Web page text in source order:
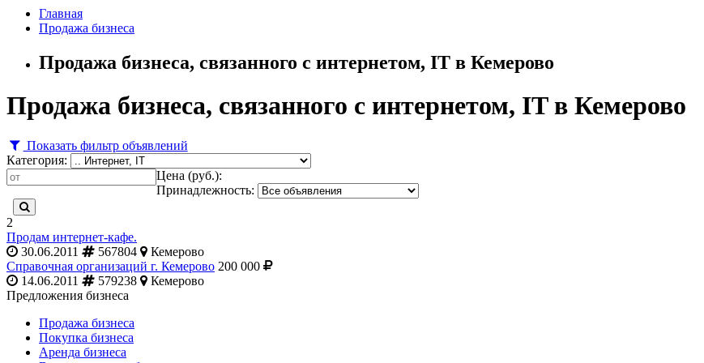
Главная
Продажа бизнеса
Продажа бизнеса, связанного с интернетом, IT в Кемерово
Продажа бизнеса, связанного с интернетом, IT в Кемерово
Показать фильтр объявлений
Категория:
Цена (руб.):
Принадлежность:
2
Продам интернет-кафе.
30.06.2011
567804
Кемерово
Справочная организаций г. Кемерово 200 000
14.06.2011
579238
Кемерово
Предложения бизнеса
Продажа бизнеса
Покупка бизнеса
Аренда бизнеса